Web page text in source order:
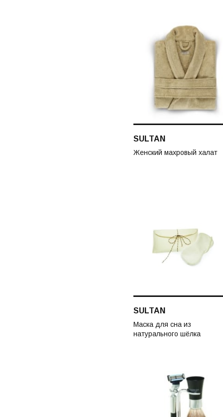
SULTAN
Женский махровый халат
SULTAN
Маска для сна из
натурального шёлка